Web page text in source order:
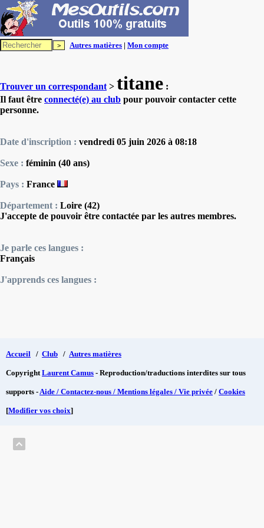
Autres matières | Mon compte
Trouver un correspondant > titane :
Il faut être connecté(e) au club pour pouvoir contacter cette
personne.
Date d'inscription : vendredi 05 juin 2026 à 08:18
Sexe : féminin (40 ans)
Pays : France
Département : Loire (42)
J'accepte de pouvoir être contactée par les autres membres.
Je parle ces langues :
Français
J'apprends ces langues :
Accueil / Club / Autres matières
CopyrightLaurent Camus - Reproduction/traductions interdites sur tous
supports -Aide / Contactez-nous / Mentions légales / Vie privée / Cookies
[Modifier vos choix]